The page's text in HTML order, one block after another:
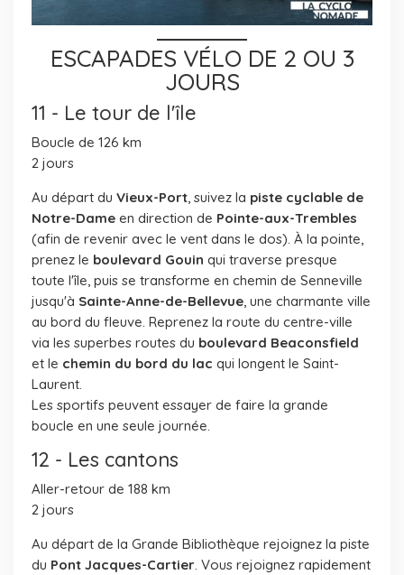
ESCAPADES VÉLO DE 2 OU 3
JOURS
11 - Le tour de l'île
Boucle de 126 km
2 jours
Au départ du Vieux-Port, suivez la piste cyclable de
Notre-Dame en direction de Pointe-aux-Trembles
(afin de revenir avec le vent dans le dos). À la pointe,
prenez le boulevard Gouin qui traverse presque
toute l'île, puis se transforme en chemin de Senneville
jusqu'à Sainte-Anne-de-Bellevue, une charmante ville
au bord du fleuve. Reprenez la route du centre-ville
via les superbes routes du boulevard Beaconsfield
et le chemin du bord du lac qui longent le Saint-
Laurent.
Les sportifs peuvent essayer de faire la grande
boucle en une seule journée.
12 - Les cantons
Aller-retour de 188 km
2 jours
Au départ de la Grande Bibliothèque rejoignez la piste
du Pont Jacques-Cartier. Vous rejoignez rapidement